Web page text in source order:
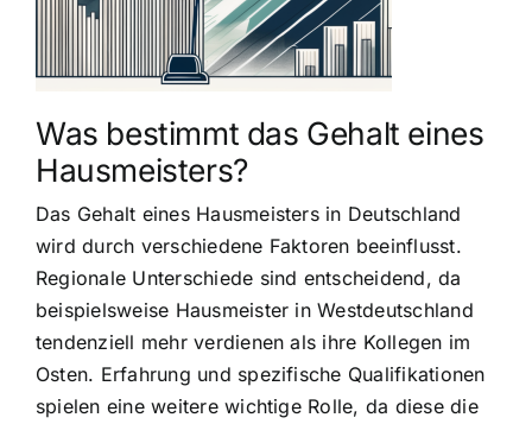
Was bestimmt das Gehalt eines
Hausmeisters?
Das Gehalt eines Hausmeisters in Deutschland
wird durch verschiedene Faktoren beeinflusst.
Regionale Unterschiede sind entscheidend, da
beispielsweise Hausmeister in Westdeutschland
tendenziell mehr verdienen als ihre Kollegen im
Osten. Erfahrung und spezifische Qualifikationen
spielen eine weitere wichtige Rolle, da diese die